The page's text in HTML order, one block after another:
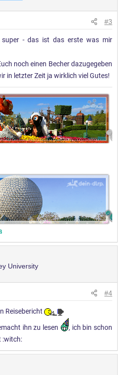
#3
super - das ist das erste was mir
noch einen Becher dazugegeben
in letzter Zeit ja wirklich viel Gutes!
University
#4
Reisebericht
ihn zu lesen
, ich bin schon
:witch: